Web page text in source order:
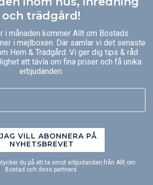
och trädgård!
i månaden kommer Allt om Bostads
i mejlboxen. Där samlar vi det senaste
Hem & Trädgård. Vi ger dig tips & råd
att tävla om fina priser och få unika
erbjudanden.
VILL ABONNERA PÅ
NYHETSBREVET
du på att ta emot erbjudanden från Allt om
Bostad och dess partners.